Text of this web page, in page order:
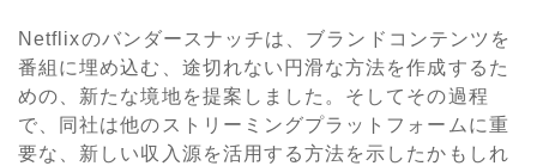
Netflixのバンダースナッチは、ブランドコンテンツを
番組に埋め込む、途切れない円滑な方法を作成するた
めの、新たな境地を提案しました。そしてその過程
で、同社は他のストリーミングプラットフォームに重
要な、新しい収入源を活用する方法を示したかもしれ